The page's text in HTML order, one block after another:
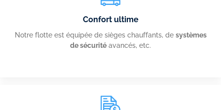
Confort ultime
Notre flotte est équipée de sièges chauffants, de systèmes
de sécurité avancés, etc.